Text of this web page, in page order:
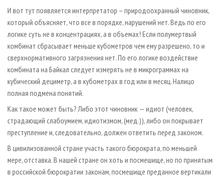
И вот тут появляется интерпретатор – природоохранный чиновник,
который объясняет, что все в порядке, нарушений нет. Ведь по его
логике суть не в концентрациях, а в объемах! Если полумертвый
комбинат сбрасывает меньше кубометров чем ему разрешено, то и
сверхнормативного загрязнения нет. По его логике воздействие
комбината на Байкал следует измерять не в микрограммах на
кубический дециметр, а в кубометрах в год или в месяц. Налицо
полная подмена понятий.
Как такое может быть? Либо этот чиновник — идиот (человек,
страдающий слабоумием, идиотизмом, (мед.)), либо он покрывает
преступление и, следовательно, должен ответить перед законом.
В цивилизованной стране участь такого бюрократа, по меньшей
мере, отставка. В нашей стране он хоть и посмешище, но по принятым
в российской бюрократии законам, посмешище преданное вертикали